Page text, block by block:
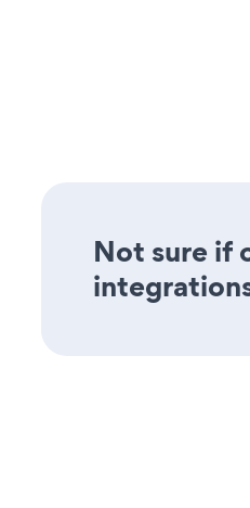
Not sure if